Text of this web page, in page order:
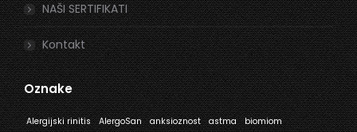
NAŠI SERTIFIKATI
Kontakt
Oznake
Alergijski rinitis AlergoSan anksioznost astma biomiom